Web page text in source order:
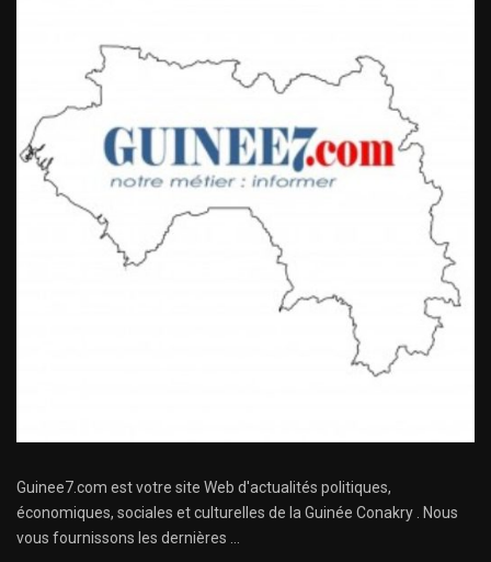
Guinee7.com est votre site Web d'actualités politiques,
économiques, sociales et culturelles de la Guinée Conakry . Nous
vous fournissons les dernières ...